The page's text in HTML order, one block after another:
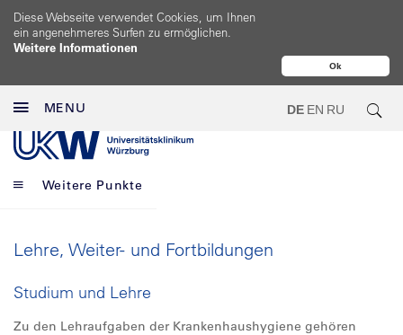
Ok
Diese Webseite verwendet Cookies, um Ihnen
ein angenehmeres Surfen zu ermöglichen.
Weitere Informationen
MENU DE EN RU
Weitere Punkte
Lehre, Weiter- und Fortbildungen
Studium und Lehre
Zu den Lehraufgaben der Krankenhaushygiene gehören